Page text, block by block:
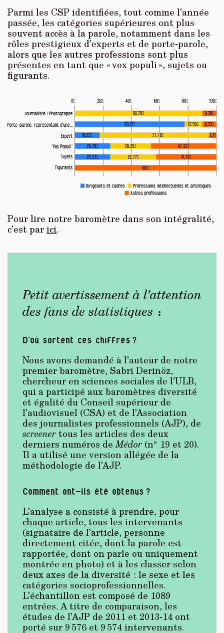
Parmi les CSP identifiées, tout comme l’année
passée, les catégories supérieures ont plus
souvent accès à la parole, notamment dans les
rôles prestigieux d’experts et de porte-parole,
alors que les autres professions sont plus
présentes en tant que « vox populi », sujets ou
figurants.
Pour lire notre baromètre dans son intégralité,
c’est parici.
Petit avertissement à l’attention
des fans de statistiques :
D’où sortent ces chiffres ?
Nous avons demandé à l’auteur de notre
premier baromètre, Sabri Derinöz,
chercheur en sciences sociales de l’ULB,
qui a participé aux baromètres diversité
et égalité du Conseil supérieur de
l’audiovisuel (CSA) et de l’Association
des journalistes professionnels (AJP), de
screenertous les articles des deux
derniers numéros deMédor (n° 19 et 20).
Il a utilisé une version allégée de la
méthodologie de l’AJP.
Comment ont-ils été obtenus ?
L’analyse a consisté à prendre, pour
chaque article, tous les intervenants
(signataire de l’article, personne
directement citée, dont la parole est
rapportée, dont on parle ou uniquement
montrée en photo) et à les classer selon
deux axes de la diversité : le sexe et les
catégories socioprofessionnelles.
L’échantillon est composé de 1089
entrées. A titre de comparaison, les
études de l’AJP de 2011 et 2013-14 ont
porté sur 9 576 et 9 574 intervenants.